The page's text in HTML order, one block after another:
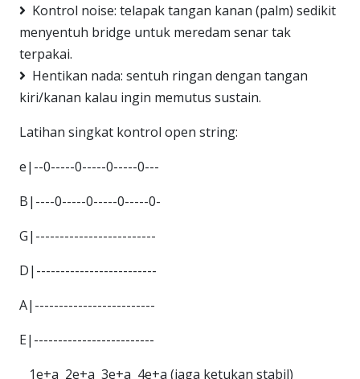
Kontrol noise: telapak tangan kanan (palm) sedikit
menyentuh bridge untuk meredam senar tak
terpakai.
Hentikan nada: sentuh ringan dengan tangan
kiri/kanan kalau ingin memutus sustain.
Latihan singkat kontrol open string:
e|--0-----0-----0-----0---
B|----0-----0-----0-----0-
G|-------------------------
D|-------------------------
A|-------------------------
E|-------------------------
1e+a 2e+a 3e+a 4e+a (jaga ketukan stabil)